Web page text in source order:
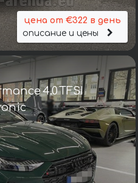
цена от €322 в день
описание и цены
4.0 TFSI